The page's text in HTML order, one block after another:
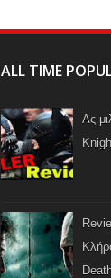
ALL TIME
Ας